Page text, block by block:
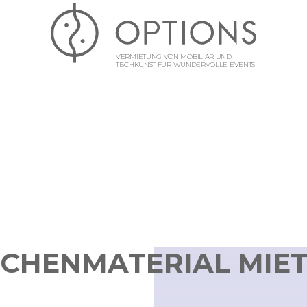
VERMIETUNG VON MOBILIAR UND
TISCHKUNST FÜR WUNDERVOLLE EVENTS